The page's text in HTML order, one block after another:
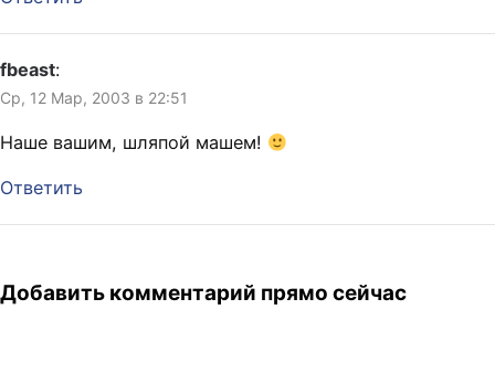
fbeast:
Ср, 12 Мар, 2003 в 22:51
Наше вашим, шляпой машем!
Ответить
Добавить комментарий прямо сейчас